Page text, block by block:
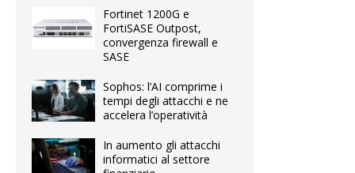
Fortinet 1200G e
FortiSASE Outpost,
convergenza firewall e
SASE
Sophos: l’AI comprime i
tempi degli attacchi e ne
accelera l’operatività
In aumento gli attacchi
informatici al settore